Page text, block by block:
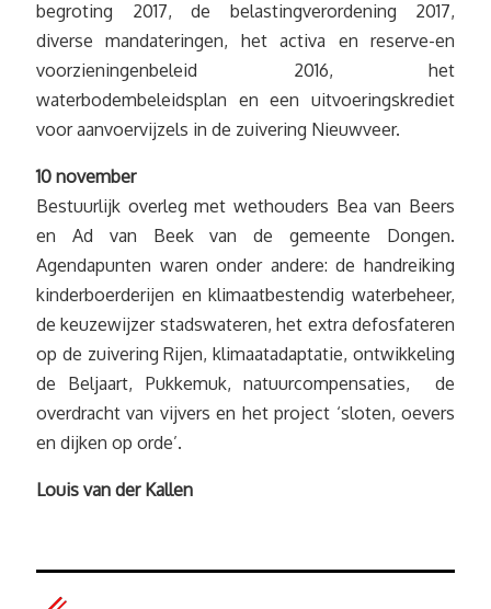
begroting 2017, de belastingverordening 2017,
diverse mandateringen, het activa en reserve-en
voorzieningenbeleid 2016, het
waterbodembeleidsplan en een uitvoeringskrediet
voor aanvoervijzels in de zuivering Nieuwveer.
10 november
Bestuurlijk overleg met wethouders Bea van Beers
en Ad van Beek van de gemeente Dongen.
Agendapunten waren onder andere: de handreiking
kinderboerderijen en klimaatbestendig waterbeheer,
de keuzewijzer stadswateren, het extra defosfateren
op de zuivering Rijen, klimaatadaptatie, ontwikkeling
de Beljaart, Pukkemuk, natuurcompensaties, de
overdracht van vijvers en het project ‘sloten, oevers
en dijken op orde’.
Louis van der Kallen